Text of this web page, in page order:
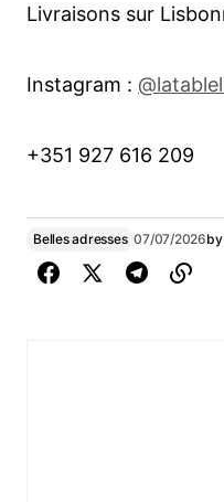
Livraisons sur
Instagram :
+351 927 616 209
Belles adresses 07/07/2026by